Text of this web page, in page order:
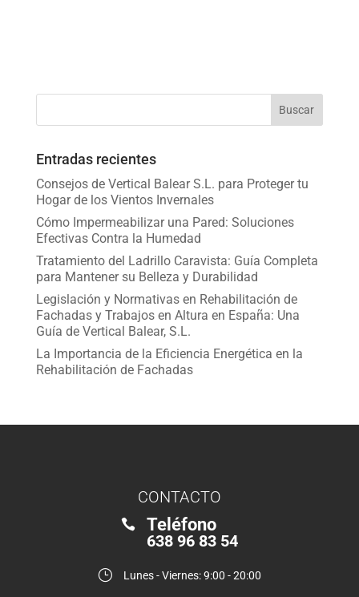
Entradas recientes
Consejos de Vertical Balear S.L. para Proteger tu
Hogar de los Vientos Invernales
Cómo Impermeabilizar una Pared: Soluciones
Efectivas Contra la Humedad
Tratamiento del Ladrillo Caravista: Guía Completa
para Mantener su Belleza y Durabilidad
Legislación y Normativas en Rehabilitación de
Fachadas y Trabajos en Altura en España: Una
Guía de Vertical Balear, S.L.
La Importancia de la Eficiencia Energética en la
Rehabilitación de Fachadas
CONTACTO
 Teléfono
638 96 83 54
} Lunes - Viernes: 9:00 - 20:00